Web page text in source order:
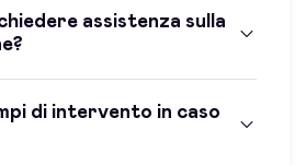
assistenza sulla
di intervento in caso